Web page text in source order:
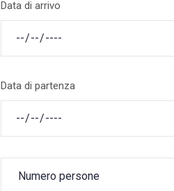
Data di arrivo
Data di partenza